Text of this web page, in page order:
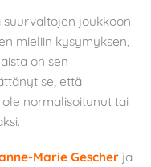
suurvaltojen joukkoon
mieliin kysymyksen,
on sen
se, että
normalisoitunut tai
Marie Gescher ja